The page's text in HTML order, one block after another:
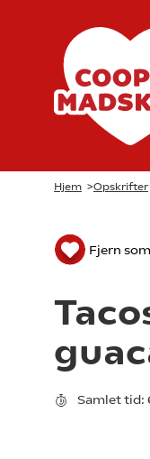
Hjem >Opskrifter
Fjern
Samlet tid: